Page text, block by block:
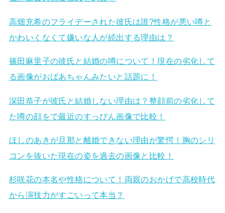
高畑充希のフライデーされた彼氏は誰?性格が悪い噂と
かわいくなくて嫌いな人が続出する理由は？
篠田麻里子の彼氏と結婚の噂について！現在の劣化して
る画像がおばあちゃんみたいと話題に！
深田恭子が彼氏と結婚しない理由は？整顔前の劣化して
た噂の顔をで最近のすっぴん画像で比較！
ほしのあきが旦那と離婚できない理由が驚愕！胸のシリ
コンを抜いた現在の姿を過去の画像と比較！
杉咲花の本名や性格について！両親のおかげで高校時代
から演技力がすごいって本当？